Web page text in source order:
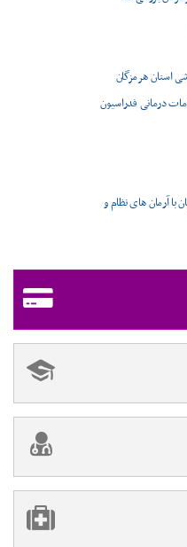
خدمات درمانی فدراسیون
آرمان های نظام و